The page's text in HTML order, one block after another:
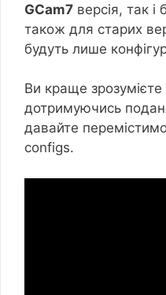
GCam7 версія, так і
також для старих
будуть лише
Ви краще
дотримуючись
давайте
configs.